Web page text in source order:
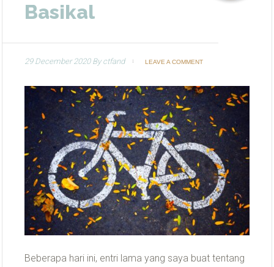
Basikal
29 December 2020Byctfand LEAVE A COMMENT
Beberapa hari ini, entri lama yang saya buat tentang